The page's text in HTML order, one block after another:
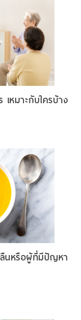
หมาะกับใครบ้าง
นหรือผู้ที่มีปัญหา